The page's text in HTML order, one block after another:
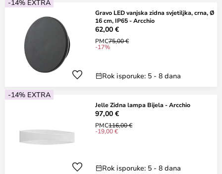
-14% EXTRA
Gravo LED vanjska zidna svjetiljka, crna, Ø
16 cm, IP65 - Arcchio
62,00 €
PMC75,00 €
-17%
Rok isporuke: 5 - 8 dana
-14% EXTRA
Jelle Zidna lampa Bijela - Arcchio
97,00 €
PMC116,00 €
-19,00 €
Rok isporuke: 5 - 8 dana